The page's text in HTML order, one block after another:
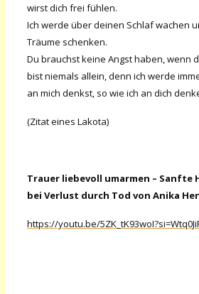
wirst dich frei fühlen.
Ich werde über deinen Schlaf wachen
Träume schenken.
Du brauchst keine Angst haben, wenn
bist niemals allein, denn ich werde
an mich denkst, so wie ich an dich
(Zitateines Lakota)
Trauer liebevoll umarmen – Sanfte
bei Verlust durch Tod von Anika
https://youtu.be/